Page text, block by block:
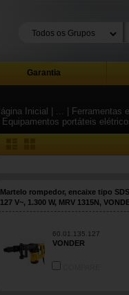
Garantia
Inicial | ...
|
| Equipamentos portáteis
Martelo rompedor, encaixe tipo
127 V~, 1.300 W, MRV 1315N,
60.01.135.127
VONDER